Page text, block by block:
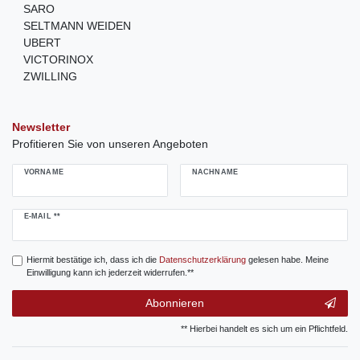
SARO
SELTMANN WEIDEN
UBERT
VICTORINOX
ZWILLING
Newsletter
Profitieren Sie von unseren Angeboten
VORNAME NACHNAME
E-MAIL **
Newsletter
Hiermit bestätige ich, dass ich die Daten­schutz­erklärunggelesen habe. Meine
Einwilligung kann ich jederzeit widerrufen.**
Abonnieren
** Hierbei handelt es sich um ein Pflichtfeld.